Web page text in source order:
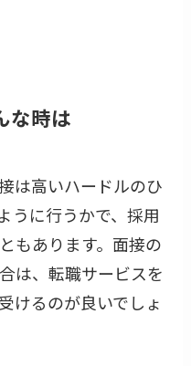
な時は
は高いハードルのひ
うに行うかで、採用
もあります。面接の
は、転職サービスを
けるのが良いでしょ